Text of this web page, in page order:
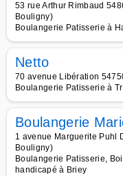
53 rue Arthur Rimbaud
Bouligny)
Boulangerie Patisserie à
Netto
70 avenue Libération
Boulangerie Patisserie à
Boulangerie
1 avenue Marguerite Puhl
Bouligny)
Boulangerie Patisserie,
handicapé à Briey